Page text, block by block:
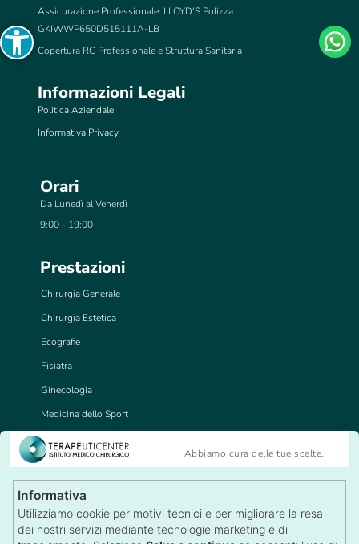
Abbiamo cura delle tue scelte.
Informativa
Utilizziamo cookie per motivi tecnici e per migliorare la resa
dei nostri servizi mediante tecnologie marketing e di
Assicurazione Professionale: LLOYD'S Polizza
GKIWWP650D515111A-LB
Copertura RC Professionale e Struttura Sanitaria
Informazioni Legali
Politica Aziendale
Informativa Privacy
Orari
Da Lunedì al Venerdì
9:00 - 19:00
Prestazioni
Chirurgia Generale
Chirurgia Estetica
Ecografie
Fisiatra
Ginecologia
Medicina dello Sport
Medicina del Lavoro
Tricologia
Recensioni
Lascia una Recensione
Open toolbar